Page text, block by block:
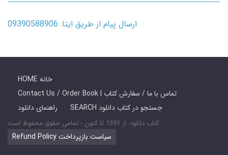
ارسال پیام از طریق ایتا: 09390588906
HOME خانه
Contact Us / Order Book | تماس با ما / سفارش کتاب
راهنمای دانلود
SEARCH جستجو در کتاب دانلود
کتاب دانلود: از 1391 تا کنون - تمامی حقوق محفوظ است
Refund Policy سیاست بازپرداخت